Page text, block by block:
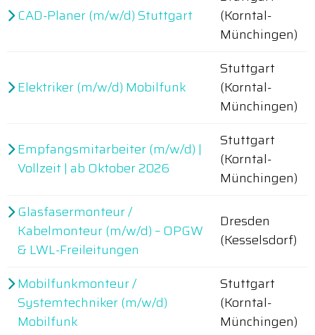
CAD-Planer (m/w/d) Stuttgart
(Korntal-
Münchingen)
Elektriker (m/w/d) Mobilfunk
Stuttgart
(Korntal-
Münchingen)
Empfangsmitarbeiter (m/w/d) |
Vollzeit | ab Oktober 2026
Stuttgart
(Korntal-
Münchingen)
Glasfasermonteur /
Kabelmonteur (m/w/d) – OPGW
& LWL-Freileitungen
Dresden
(Kesselsdorf)
Mobilfunkmonteur /
Systemtechniker (m/w/d)
Mobilfunk
Stuttgart
(Korntal-
Münchingen)